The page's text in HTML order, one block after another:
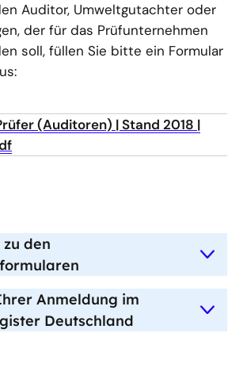
Auditor, Umweltgutachter oder
der für das Prüfunternehmen
soll, füllen Sie bitte ein Formular
(Auditoren) Stand 2018
den
Anmeldung im
Deutschland